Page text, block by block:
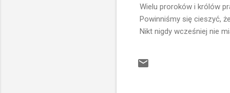
Wielu proroków i królów
Powinniśmy się cieszyć,
Nikt nigdy wcześniej nie